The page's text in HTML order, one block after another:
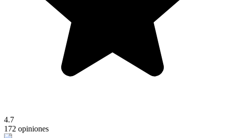
4.7
172 opiniones